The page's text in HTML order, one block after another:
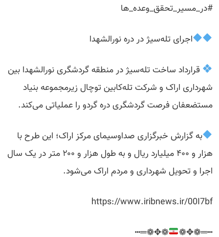
#در_مسیر_تحقق_وعده_ها
اجرای تله‌سیژ در دره نورالشهدا
قرارداد ساخت تله‌سیژ در منطقه گردشگری نورالشهدا بین
شهرداری اراک و شرکت تله‌کابین توچال زیرمجموعه بنیاد
مستضعفان فرصت گردشگری دره گردو را عملیاتی می‌کند.
به گزارش خبرگزاری صداوسیمای مرکز اراک؛ این طرح با
هزار و ۴۰۰ میلیارد ریال و به طول هزار و ۲۰۰ متر در یک سال
اجرا و تحویل شهرداری و مردم اراک می‌شود.
https://www.iribnews.ir/00I7bf
┅═❁✥❁
❁✥❁═┅